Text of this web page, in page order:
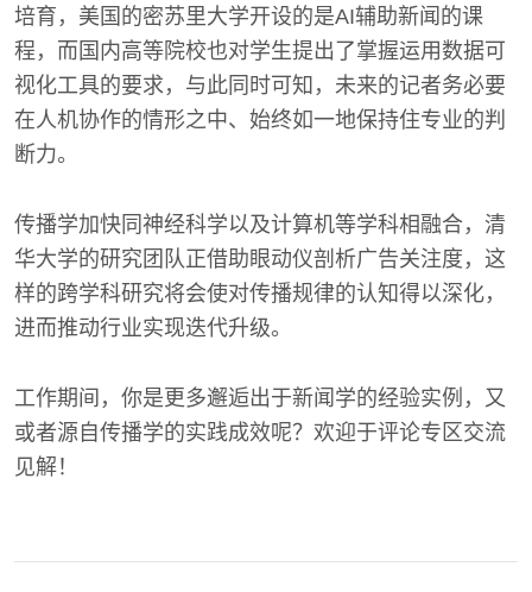
培育，美国的密苏里大学开设的是AI辅助新闻的课
程，而国内高等院校也对学生提出了掌握运用数据可
视化工具的要求，与此同时可知，未来的记者务必要
在人机协作的情形之中、始终如一地保持住专业的判
断力。
传播学加快同神经科学以及计算机等学科相融合，清
华大学的研究团队正借助眼动仪剖析广告关注度，这
样的跨学科研究将会使对传播规律的认知得以深化，
进而推动行业实现迭代升级。
工作期间，你是更多邂逅出于新闻学的经验实例，又
或者源自传播学的实践成效呢？欢迎于评论专区交流
见解！